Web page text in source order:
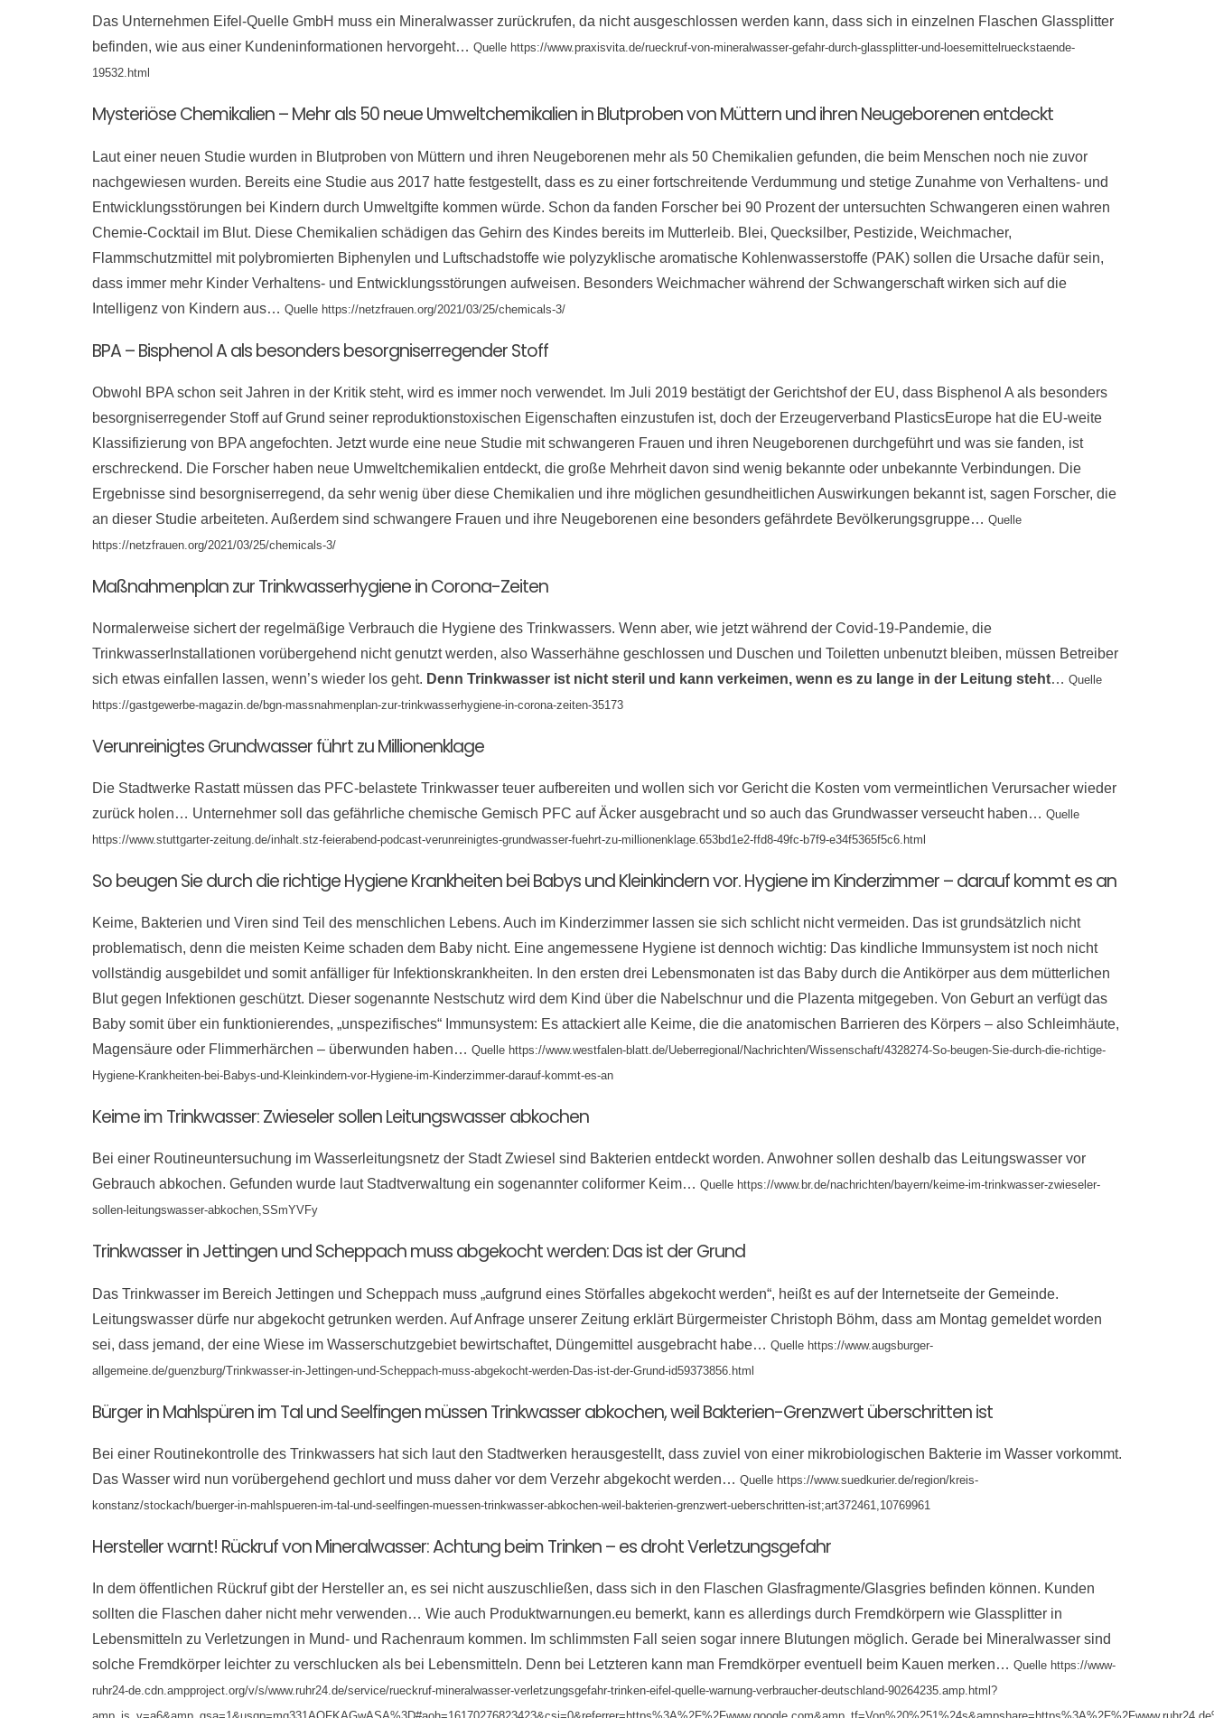
Das Unternehmen Eifel-Quelle GmbH muss ein Mineralwasser zurückrufen, da nicht ausgeschlossen werden kann, dass sich in einzelnen Flaschen Glassplitter
befinden, wie aus einer Kundeninformationen hervorgeht… Quelle https://www.praxisvita.de/rueckruf-von-mineralwasser-gefahr-durch-glassplitter-und-loesemittelrueckstaende-
19532.html
Mysteriöse Chemikalien – Mehr als 50 neue Umweltchemikalien in Blutproben von Müttern und ihren Neugeborenen entdeckt
Laut einer neuen Studie wurden in Blutproben von Müttern und ihren Neugeborenen mehr als 50 Chemikalien gefunden, die beim Menschen noch nie zuvor
nachgewiesen wurden. Bereits eine Studie aus 2017 hatte festgestellt, dass es zu einer fortschreitende Verdummung und stetige Zunahme von Verhaltens- und
Entwicklungsstörungen bei Kindern durch Umweltgifte kommen würde. Schon da fanden Forscher bei 90 Prozent der untersuchten Schwangeren einen wahren
Chemie-Cocktail im Blut. Diese Chemikalien schädigen das Gehirn des Kindes bereits im Mutterleib. Blei, Quecksilber, Pestizide, Weichmacher,
Flammschutzmittel mit polybromierten Biphenylen und Luftschadstoffe wie polyzyklische aromatische Kohlenwasserstoffe (PAK) sollen die Ursache dafür sein,
dass immer mehr Kinder Verhaltens- und Entwicklungsstörungen aufweisen. Besonders Weichmacher während der Schwangerschaft wirken sich auf die
Intelligenz von Kindern aus… Quelle https://netzfrauen.org/2021/03/25/chemicals-3/
BPA – Bisphenol A als besonders besorgniserregender Stoff
Obwohl BPA schon seit Jahren in der Kritik steht, wird es immer noch verwendet. Im Juli 2019 bestätigt der Gerichtshof der EU, dass Bisphenol A als besonders
besorgniserregender Stoff auf Grund seiner reproduktionstoxischen Eigenschaften einzustufen ist, doch der Erzeugerverband PlasticsEurope hat die EU-weite
Klassifizierung von BPA angefochten. Jetzt wurde eine neue Studie mit schwangeren Frauen und ihren Neugeborenen durchgeführt und was sie fanden, ist
erschreckend. Die Forscher haben neue Umweltchemikalien entdeckt, die große Mehrheit davon sind wenig bekannte oder unbekannte Verbindungen. Die
Ergebnisse sind besorgniserregend, da sehr wenig über diese Chemikalien und ihre möglichen gesundheitlichen Auswirkungen bekannt ist, sagen Forscher, die
an dieser Studie arbeiteten. Außerdem sind schwangere Frauen und ihre Neugeborenen eine besonders gefährdete Bevölkerungsgruppe… Quelle
https://netzfrauen.org/2021/03/25/chemicals-3/
Maßnahmenplan zur Trinkwasserhygiene in Corona-Zeiten
Normalerweise sichert der regelmäßige Verbrauch die Hygiene des Trinkwassers. Wenn aber, wie jetzt während der Covid-19-Pandemie, die
TrinkwasserInstallationen vorübergehend nicht genutzt werden, also Wasserhähne geschlossen und Duschen und Toiletten unbenutzt bleiben, müssen Betreiber
sich etwas einfallen lassen, wenn’s wieder los geht. Denn Trinkwasser ist nicht steril und kann verkeimen, wenn es zu lange in der Leitung steht… Quelle
https://gastgewerbe-magazin.de/bgn-massnahmenplan-zur-trinkwasserhygiene-in-corona-zeiten-35173
Verunreinigtes Grundwasser führt zu Millionenklage
Die Stadtwerke Rastatt müssen das PFC-belastete Trinkwasser teuer aufbereiten und wollen sich vor Gericht die Kosten vom vermeintlichen Verursacher wieder
zurück holen… Unternehmer soll das gefährliche chemische Gemisch PFC auf Äcker ausgebracht und so auch das Grundwasser verseucht haben… Quelle
https://www.stuttgarter-zeitung.de/inhalt.stz-feierabend-podcast-verunreinigtes-grundwasser-fuehrt-zu-millionenklage.653bd1e2-ffd8-49fc-b7f9-e34f5365f5c6.html
So beugen Sie durch die richtige Hygiene Krankheiten bei Babys und Kleinkindern vor. Hygiene im Kinderzimmer – darauf kommt es an
Keime, Bakterien und Viren sind Teil des menschlichen Lebens. Auch im Kinderzimmer lassen sie sich schlicht nicht vermeiden. Das ist grundsätzlich nicht
problematisch, denn die meisten Keime schaden dem Baby nicht. Eine angemessene Hygiene ist dennoch wichtig: Das kindliche Immunsystem ist noch nicht
vollständig ausgebildet und somit anfälliger für Infektionskrankheiten. In den ersten drei Lebensmonaten ist das Baby durch die Antikörper aus dem mütterlichen
Blut gegen Infektionen geschützt. Dieser sogenannte Nestschutz wird dem Kind über die Nabelschnur und die Plazenta mitgegeben. Von Geburt an verfügt das
Baby somit über ein funktionierendes, „unspezifisches“ Immunsystem: Es attackiert alle Keime, die die anatomischen Barrieren des Körpers – also Schleimhäute,
Magensäure oder Flimmerhärchen – überwunden haben… Quelle https://www.westfalen-blatt.de/Ueberregional/Nachrichten/Wissenschaft/4328274-So-beugen-Sie-durch-die-richtige-
Hygiene-Krankheiten-bei-Babys-und-Kleinkindern-vor-Hygiene-im-Kinderzimmer-darauf-kommt-es-an
Keime im Trinkwasser: Zwieseler sollen Leitungswasser abkochen
Bei einer Routineuntersuchung im Wasserleitungsnetz der Stadt Zwiesel sind Bakterien entdeckt worden. Anwohner sollen deshalb das Leitungswasser vor
Gebrauch abkochen. Gefunden wurde laut Stadtverwaltung ein sogenannter coliformer Keim… Quelle https://www.br.de/nachrichten/bayern/keime-im-trinkwasser-zwieseler-
sollen-leitungswasser-abkochen,SSmYVFy
Trinkwasser in Jettingen und Scheppach muss abgekocht werden: Das ist der Grund
Das Trinkwasser im Bereich Jettingen und Scheppach muss „aufgrund eines Störfalles abgekocht werden“, heißt es auf der Internetseite der Gemeinde.
Leitungswasser dürfe nur abgekocht getrunken werden. Auf Anfrage unserer Zeitung erklärt Bürgermeister Christoph Böhm, dass am Montag gemeldet worden
sei, dass jemand, der eine Wiese im Wasserschutzgebiet bewirtschaftet, Düngemittel ausgebracht habe… Quelle https://www.augsburger-
allgemeine.de/guenzburg/Trinkwasser-in-Jettingen-und-Scheppach-muss-abgekocht-werden-Das-ist-der-Grund-id59373856.html
Bürger in Mahlspüren im Tal und Seelfingen müssen Trinkwasser abkochen, weil Bakterien-Grenzwert überschritten ist
Bei einer Routinekontrolle des Trinkwassers hat sich laut den Stadtwerken herausgestellt, dass zuviel von einer mikrobiologischen Bakterie im Wasser vorkommt.
Das Wasser wird nun vorübergehend gechlort und muss daher vor dem Verzehr abgekocht werden… Quelle https://www.suedkurier.de/region/kreis-
konstanz/stockach/buerger-in-mahlspueren-im-tal-und-seelfingen-muessen-trinkwasser-abkochen-weil-bakterien-grenzwert-ueberschritten-ist;art372461,10769961
Hersteller warnt! Rückruf von Mineralwasser: Achtung beim Trinken – es droht Verletzungsgefahr
In dem öffentlichen Rückruf gibt der Hersteller an, es sei nicht auszuschließen, dass sich in den Flaschen Glasfragmente/Glasgries befinden können. Kunden
sollten die Flaschen daher nicht mehr verwenden… Wie auch Produktwarnungen.eu bemerkt, kann es allerdings durch Fremdkörpern wie Glassplitter in
Lebensmitteln zu Verletzungen in Mund- und Rachenraum kommen. Im schlimmsten Fall seien sogar innere Blutungen möglich. Gerade bei Mineralwasser sind
solche Fremdkörper leichter zu verschlucken als bei Lebensmitteln. Denn bei Letzteren kann man Fremdkörper eventuell beim Kauen merken… Quelle https://www-
ruhr24-de.cdn.ampproject.org/v/s/www.ruhr24.de/service/rueckruf-mineralwasser-verletzungsgefahr-trinken-eifel-quelle-warnung-verbraucher-deutschland-90264235.amp.html?